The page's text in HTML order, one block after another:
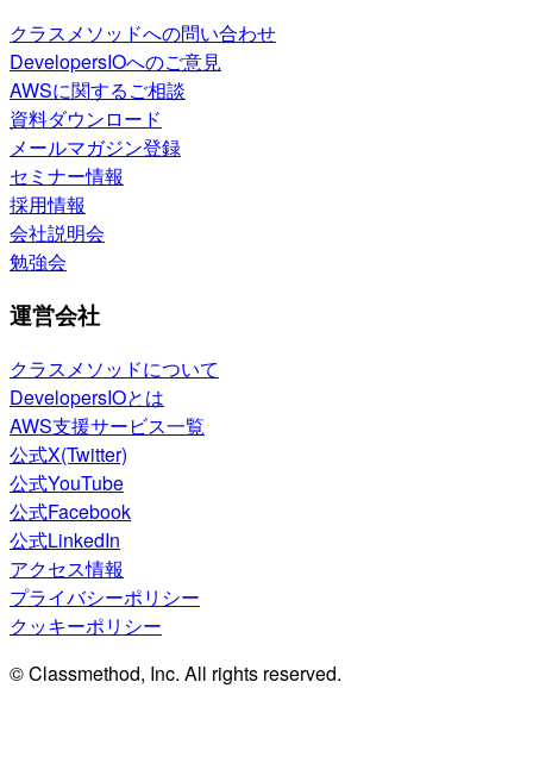
クラスメソッドへの問い合わせ
DevelopersIOへのご意見
AWSに関するご相談
資料ダウンロード
メールマガジン登録
セミナー情報
採用情報
会社説明会
勉強会
運営会社
クラスメソッドについて
DevelopersIOとは
AWS支援サービス一覧
公式X(Twitter)
公式YouTube
公式Facebook
公式LinkedIn
アクセス情報
プライバシーポリシー
クッキーポリシー
© Classmethod, Inc. All rights reserved.